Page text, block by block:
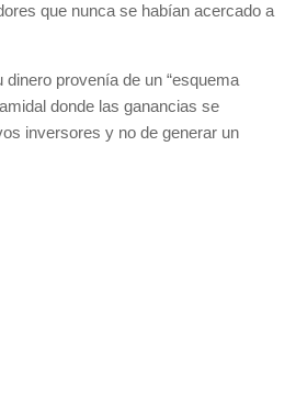
que nunca se habían acercado a
provenía de un “esquema
donde las ganancias se
inversores y no de generar un